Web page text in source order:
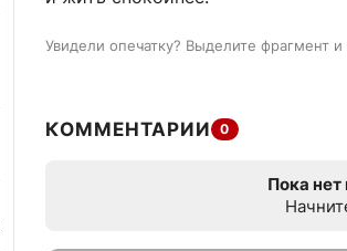
Увидели опечатку? Выделите фрагмент
КОММЕНТАРИИ 0
Пока